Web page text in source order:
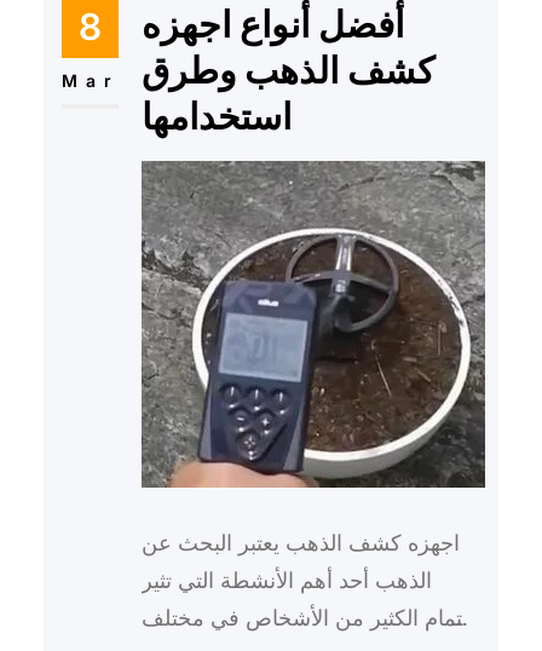
8
Mar
أفضل أنواع اجهزه
كشف الذهب وطرق
استخدامها
اجهزه كشف الذهب يعتبر البحث عن
الذهب أحد أهم الأنشطة التي تثير
اهتمام الكثير من الأشخاص في مختلف